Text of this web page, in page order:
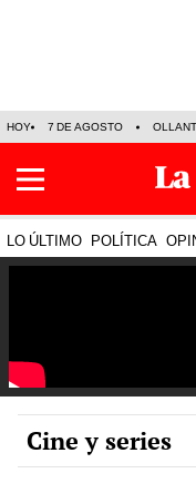
HOY 7 DE AGOSTO
LO ÚLTIMO POLÍTICA
Cine y series